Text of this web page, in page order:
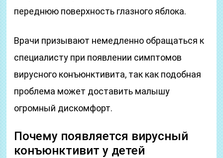
переднюю поверхность глазного яблока.
Врачи призывают немедленно обращаться к
специалисту при появлении симптомов
вирусного конъюнктивита, так как подобная
проблема может доставить малышу
огромный дискомфорт.
Почему появляется вирусный
конъюнктивит у детей